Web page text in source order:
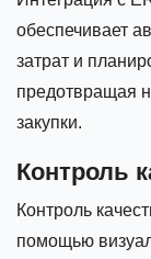
обеспечивает
затрат и
предотвращая
закупки.
Контроль
Контроль
помощью